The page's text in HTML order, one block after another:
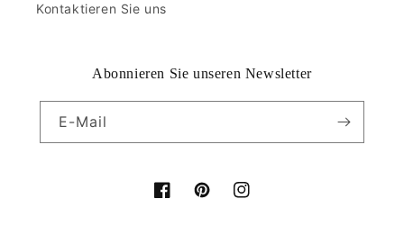
Kontaktieren Sie uns
Abonnieren Sie unseren Newsletter
E-Mail
FacebookPinterestInstagram